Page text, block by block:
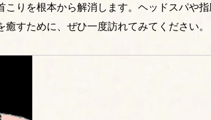
りを根本から解消します。ヘッドスパや
すために、ぜひ一度訪れてみてください。